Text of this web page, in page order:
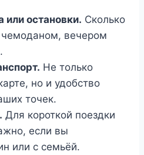
или остановки. Сколько
чемоданом, вечером
Не только
но и удобство
точек.
Для короткой поездки
если вы
или с семьёй.